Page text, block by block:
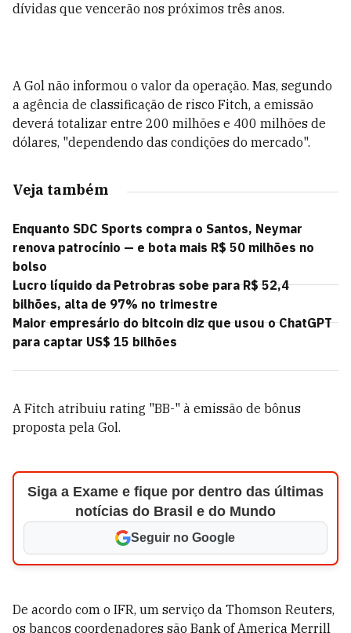
dívidas que vencerão nos próximos três anos.
A Gol não informou o valor da operação. Mas, segundo
a agência de classificação de risco Fitch, a emissão
deverá totalizar entre 200 milhões e 400 milhões de
dólares, "dependendo das condições do mercado".
Veja também
Enquanto SDC Sports compra o Santos, Neymar
renova patrocínio — e bota mais R$ 50 milhões no
bolso
Lucro líquido da Petrobras sobe para R$ 52,4
bilhões, alta de 97% no trimestre
Maior empresário do bitcoin diz que usou o ChatGPT
para captar US$ 15 bilhões
A Fitch atribuiu rating "BB-" à emissão de bônus
proposta pela Gol.
Siga a Exame e fique por dentro das últimas
notícias do Brasil e do Mundo
Seguir no Google
De acordo com o IFR, um serviço da Thomson Reuters,
os bancos coordenadores são Bank of America Merrill